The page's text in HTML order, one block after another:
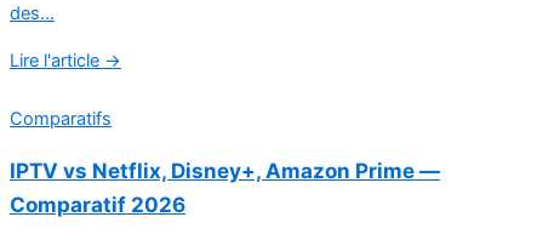
des...
Lire l'article →
Comparatifs
IPTV vs Netflix, Disney+, Amazon Prime —
Comparatif 2026